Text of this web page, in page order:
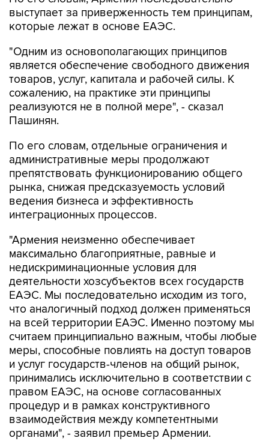
выступает за приверженность тем принципам,
которые лежат в основе ЕАЭС.
"Одним из основополагающих принципов
является обеспечение свободного движения
товаров, услуг, капитала и рабочей силы. К
сожалению, на практике эти принципы
реализуются не в полной мере", - сказал
Пашинян.
По его словам, отдельные ограничения и
административные меры продолжают
препятствовать функционированию общего
рынка, снижая предсказуемость условий
ведения бизнеса и эффективность
интеграционных процессов.
"Армения неизменно обеспечивает
максимально благоприятные, равные и
недискриминационные условия для
деятельности хозсубъектов всех государств
ЕАЭС. Мы последовательно исходим из того,
что аналогичный подход должен применяться
на всей территории ЕАЭС. Именно поэтому мы
считаем принципиально важным, чтобы любые
меры, способные повлиять на доступ товаров
и услуг государств-членов на общий рынок,
принимались исключительно в соответствии с
правом ЕАЭС, на основе согласованных
процедур и в рамках конструктивного
взаимодействия между компетентными
органами", - заявил премьер Армении.